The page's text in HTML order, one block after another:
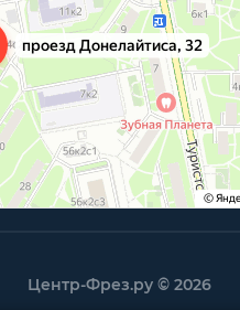
Центр-Фрез.ру © 2026